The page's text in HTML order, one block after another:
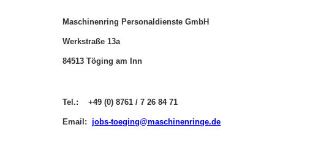
Maschinenring Personaldienste GmbH
Werkstraße 13a
84513 Töging am Inn
Tel.: +49 (0) 8761 / 7 26 84 71
Email: jobs-toeging@maschinenringe.de